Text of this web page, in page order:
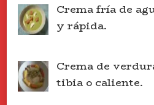
Crema fría de
y rápida.
Crema de
tibia o caliente.